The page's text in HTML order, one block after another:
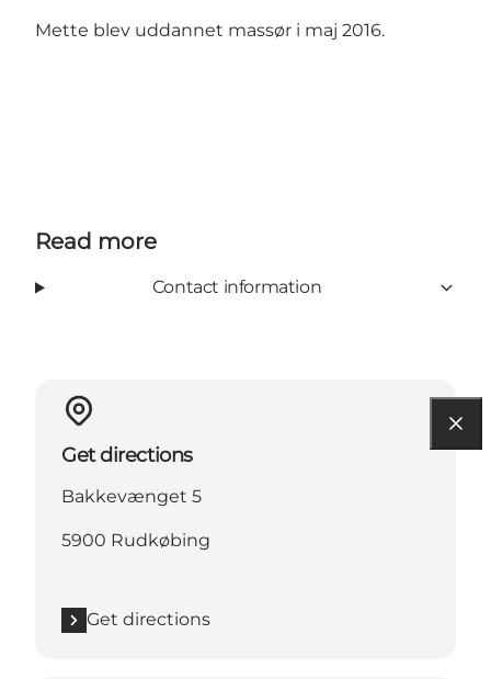
Mette blev uddannet massør i maj 2016.
Read more
Contact information
Get directions
Bakkevænget 5
5900 Rudkøbing
Get directions